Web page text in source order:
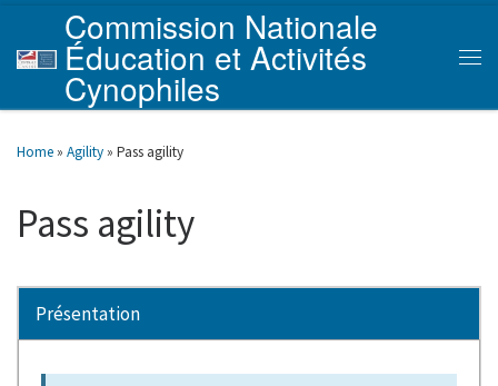
Skip to content
Commission Nationale
Éducation et Activités
Cynophiles
Home » Agility » Pass agility
Pass agility
Présentation